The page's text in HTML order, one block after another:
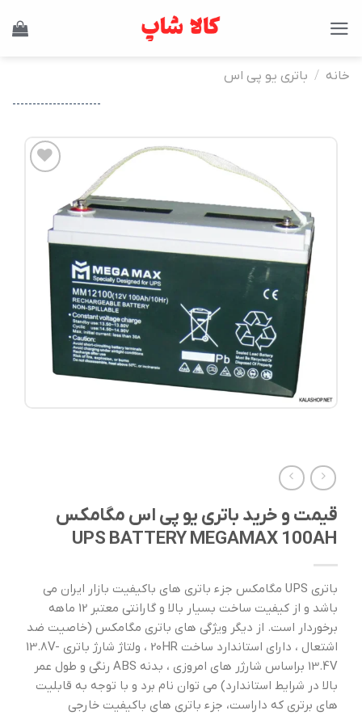
خانه / باتری یو پی اس
----------------------
علاقه
مندی
ها
قیمت و خرید باتری یو پی اس مگامکس
UPS BATTERY MEGAMAX 100AH
باتری UPS مگامکس جزء باتری های باکیفیت بازار ایران می
باشد و از کیفیت ساخت بسیار بالا و گارانتی معتبر 12 ماهه
برخوردار است. از دیگر ویژگی های باتری مگامکس (خاصیت ضد
اشتعال ، دارای استاندارد ساخت 20HR ، ولتاژ شارژ باتری 13.8V-
13.4V براساس شارژر های امروزی ، بدنه ABS رنگی و طول عمر
بالا در شرایط استاندارد) می توان نام برد و با توجه به قابلیت
های برتری که داراست، جزء باتری های باکیفیت خارجی